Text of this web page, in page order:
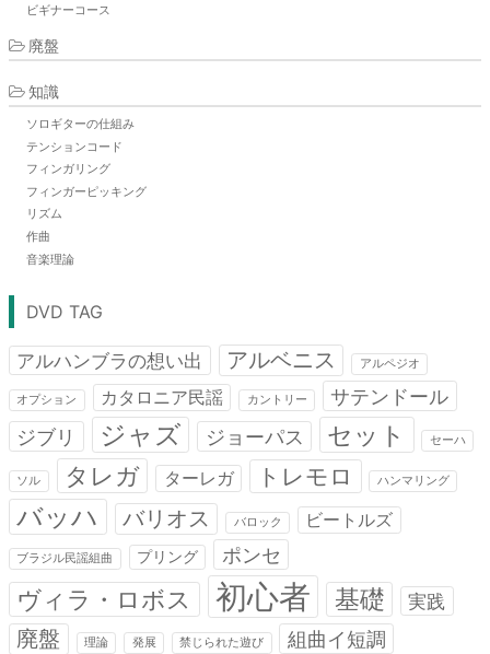
ビギナーコース
廃盤
知識
ソロギターの仕組み
テンションコード
フィンガリング
フィンガーピッキング
リズム
作曲
音楽理論
DVD TAG
アルハンブラの想い出 アルベニス アルペジオ
オプション カタロニア民謡 カントリー
サテンドール
ジブリ
ジャズ ジョーパス セット セーハ
ソル タレガ ターレガ トレモロ ハンマリング
バッハ バリオス バロック ビートルズ
ブラジル民謡組曲 プリング ポンセ
ヴィラ・ロボス 初心者 基礎 実践
廃盤 理論 発展 禁じられた遊び 組曲イ短調